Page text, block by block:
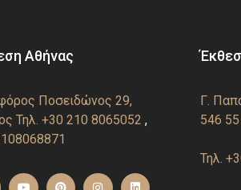
Αθήνας
Ποσειδώνος 29,
Τηλ. +30 210 8065052 ,
Γ.
546
Τηλ.